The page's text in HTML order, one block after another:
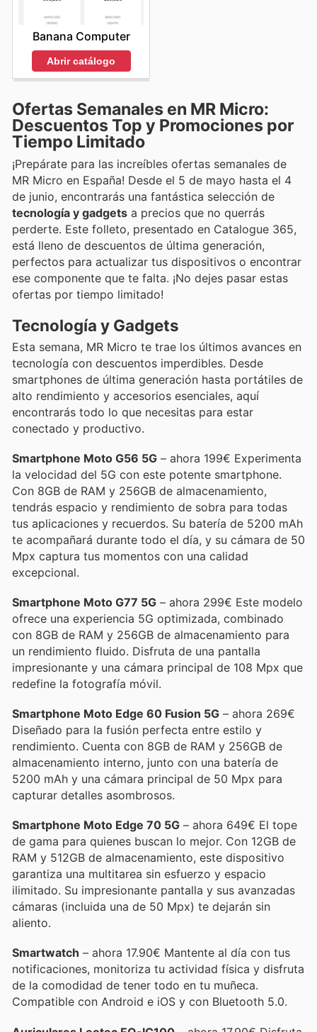
Banana Computer
Abrir catálogo
Ofertas Semanales en MR Micro:
Descuentos Top y Promociones por
Tiempo Limitado
¡Prepárate para las increíbles ofertas semanales de
MR Micro en España! Desde el 5 de mayo hasta el 4
de junio, encontrarás una fantástica selección de
tecnología y gadgets a precios que no querrás
perderte. Este folleto, presentado en Catalogue 365,
está lleno de descuentos de última generación,
perfectos para actualizar tus dispositivos o encontrar
ese componente que te falta. ¡No dejes pasar estas
ofertas por tiempo limitado!
Tecnología y Gadgets
Esta semana, MR Micro te trae los últimos avances en
tecnología con descuentos imperdibles. Desde
smartphones de última generación hasta portátiles de
alto rendimiento y accesorios esenciales, aquí
encontrarás todo lo que necesitas para estar
conectado y productivo.
Smartphone Moto G56 5G – ahora 199€ Experimenta
la velocidad del 5G con este potente smartphone.
Con 8GB de RAM y 256GB de almacenamiento,
tendrás espacio y rendimiento de sobra para todas
tus aplicaciones y recuerdos. Su batería de 5200 mAh
te acompañará durante todo el día, y su cámara de 50
Mpx captura tus momentos con una calidad
excepcional.
Smartphone Moto G77 5G – ahora 299€ Este modelo
ofrece una experiencia 5G optimizada, combinado
con 8GB de RAM y 256GB de almacenamiento para
un rendimiento fluido. Disfruta de una pantalla
impresionante y una cámara principal de 108 Mpx que
redefine la fotografía móvil.
Smartphone Moto Edge 60 Fusion 5G – ahora 269€
Diseñado para la fusión perfecta entre estilo y
rendimiento. Cuenta con 8GB de RAM y 256GB de
almacenamiento interno, junto con una batería de
5200 mAh y una cámara principal de 50 Mpx para
capturar detalles asombrosos.
Smartphone Moto Edge 70 5G – ahora 649€ El tope
de gama para quienes buscan lo mejor. Con 12GB de
RAM y 512GB de almacenamiento, este dispositivo
garantiza una multitarea sin esfuerzo y espacio
ilimitado. Su impresionante pantalla y sus avanzadas
cámaras (incluida una de 50 Mpx) te dejarán sin
aliento.
Smartwatch – ahora 17.90€ Mantente al día con tus
notificaciones, monitoriza tu actividad física y disfruta
de la comodidad de tener todo en tu muñeca.
Compatible con Android e iOS y con Bluetooth 5.0.